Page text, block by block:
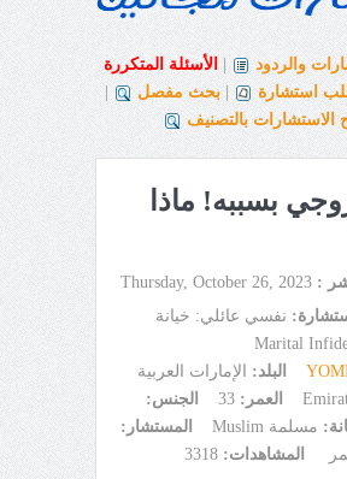
والردود
الأسئلة المتكررة
استشارة بحث مفصل
الاستشارات بالتصنيف
بسببه! ماذا
:
Thursday, October 26, 2023
نفسي عائلي: خيانة
البلد:
الإمارات العربية
العمر: 33
الجنس:
مسلمة Muslim
المستشار:
المشاهدات: 3318